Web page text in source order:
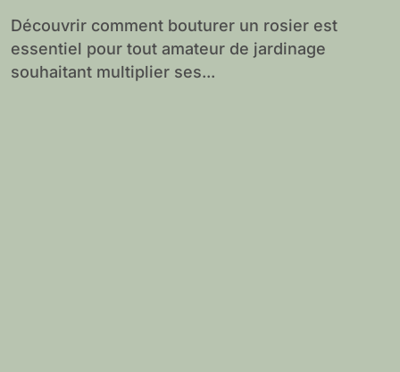
Découvrir comment bouturer un rosier est
essentiel pour tout amateur de jardinage
souhaitant multiplier ses...